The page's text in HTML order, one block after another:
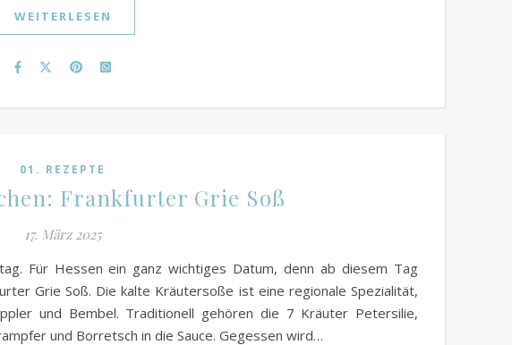
WEITERLESEN
01. REZEPTE
Frankfurter Grie Soß
17. März 2025
Für Hessen ein ganz wichtiges Datum, denn ab diesem Tag
Grie Soß. Die kalte Kräutersoße ist eine regionale Spezialität,
und Bembel. Traditionell gehören die 7 Kräuter Petersilie,
und Borretsch in die Sauce. Gegessen wird…